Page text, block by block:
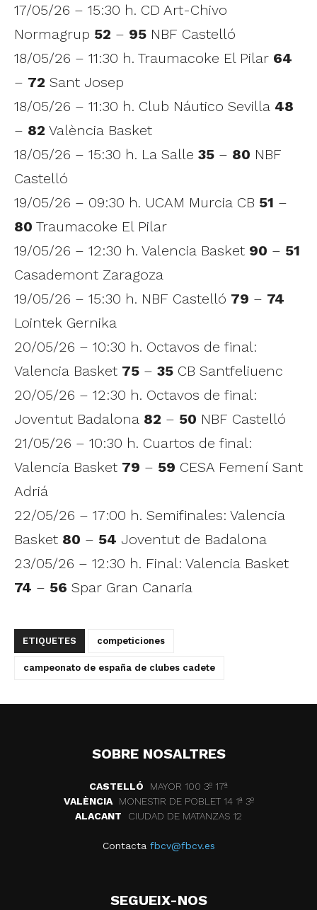
17/05/26 – 15:30 h. CD Art-Chivo
Normagrup 52 – 95 NBF Castelló
18/05/26 – 11:30 h. Traumacoke El Pilar 64
– 72 Sant Josep
18/05/26 – 11:30 h. Club Náutico Sevilla 48
– 82 València Basket
18/05/26 – 15:30 h. La Salle 35 – 80 NBF
Castelló
19/05/26 – 09:30 h. UCAM Murcia CB 51 –
80 Traumacoke El Pilar
19/05/26 – 12:30 h. Valencia Basket 90 – 51
Casademont Zaragoza
19/05/26 – 15:30 h. NBF Castelló 79 – 74
Lointek Gernika
20/05/26 – 10:30 h. Octavos de final:
Valencia Basket 75 – 35 CB Santfeliuenc
20/05/26 – 12:30 h. Octavos de final:
Joventut Badalona 82 – 50 NBF Castelló
21/05/26 – 10:30 h. Cuartos de final:
Valencia Basket 79 – 59 CESA Femení Sant
Adriá
22/05/26 – 17:00 h. Semifinales: Valencia
Basket 80 – 54 Joventut de Badalona
23/05/26 – 12:30 h. Final: Valencia Basket
74 – 56 Spar Gran Canaria
ETIQUETES competiciones
campeonato de españa de clubes cadete
SOBRE NOSALTRES
CASTELLÓ
MAYOR 100 3º 17ª
VALÈNCIA
MONESTIR DE POBLET 14 1ª 3º
ALACANT
CIUDAD DE MATANZAS 12
Contacta fbcv@fbcv.es
SEGUEIX-NOS